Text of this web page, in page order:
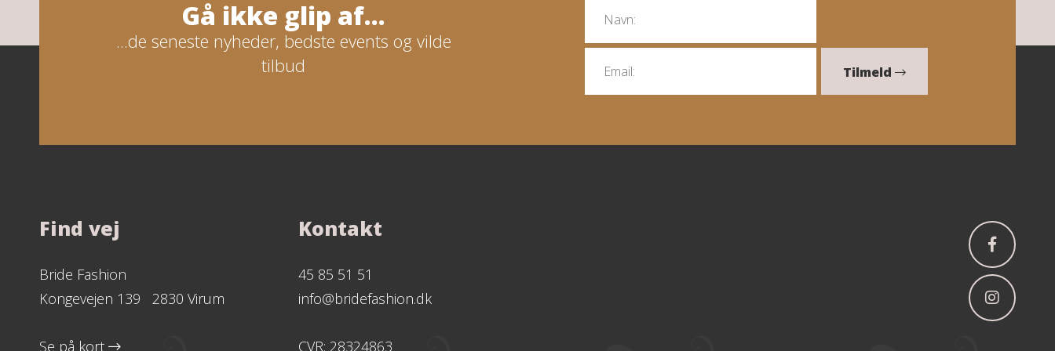
Gå ikke glip af...
...de seneste nyheder, bedste events og vilde
tilbud
Tilmeld
Find vej
Bride Fashion
Kongevejen 139 2830 Virum
Se på kort
Kontakt
45 85 51 51
info@bridefashion.dk
CVR: 28324863